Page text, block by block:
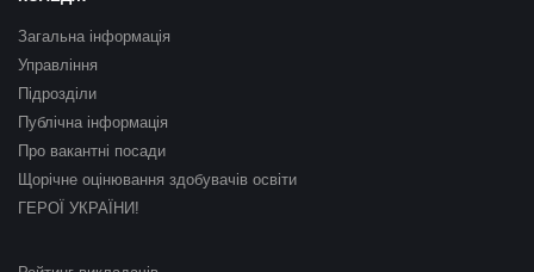
Загальна інформація
Управління
Підрозділи
Публічна інформація
Про вакантні посади
Щорічне оцінювання здобувачів освіти
ГЕРОЇ УКРАЇНИ!